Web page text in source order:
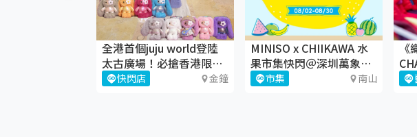
全港首個juju world登陸
太古廣場！必搶香港限定
juju盲盒
快閃店 金鐘
MINISO x CHIIKAWA 水
果市集快閃＠深圳萬象天
地 市集 南山